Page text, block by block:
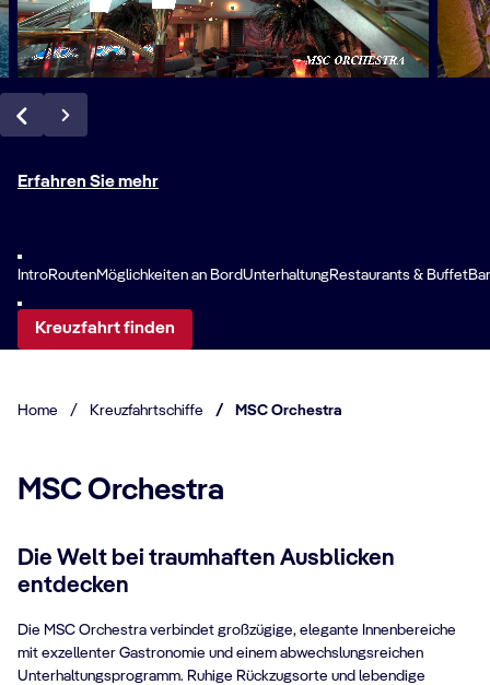
Erfahren Sie mehr
IntroRoutenMöglichkeiten an BordUnterhaltungRestaurants & Buffet
Kreuzfahrt finden
Home / Kreuzfahrtschiffe / MSC Orchestra
MSC Orchestra
Die Welt bei traumhaften Ausblicken
entdecken
Die MSC Orchestra verbindet großzügige, elegante Innenbereiche
mit exzellenter Gastronomie und einem abwechslungsreichen
Unterhaltungsprogramm. Ruhige Rückzugsorte und lebendige